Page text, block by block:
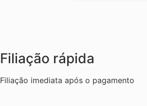
Filiação rápida
Filiação imediata após o pagamento